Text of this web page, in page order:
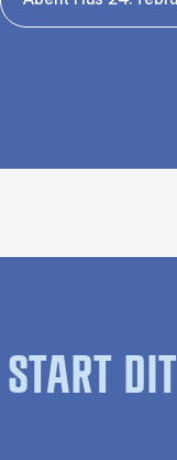
START